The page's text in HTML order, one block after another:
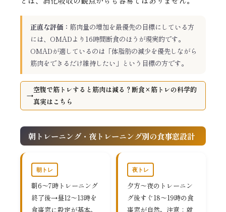
正直な評価： 筋肉量の増加を最優先の目標にしている方
には、OMADより16時間断食のほうが現実的です。
OMADが適しているのは「体脂肪の減少を優先しながら
筋肉をできるだけ維持したい」という目標の方です。
空腹で筋トレすると筋肉は減る？断食×筋トレの科学的
真実はこちら
朝トレーニング・夜トレーニング別の食事窓設計
朝トレ
朝6〜7時トレーニング
終了後→昼12〜13時を
食事窓に設定が基本。
夜トレ
夕方〜夜のトレーニン
グ後すぐ18〜19時の食
事窓が自然。注意：就